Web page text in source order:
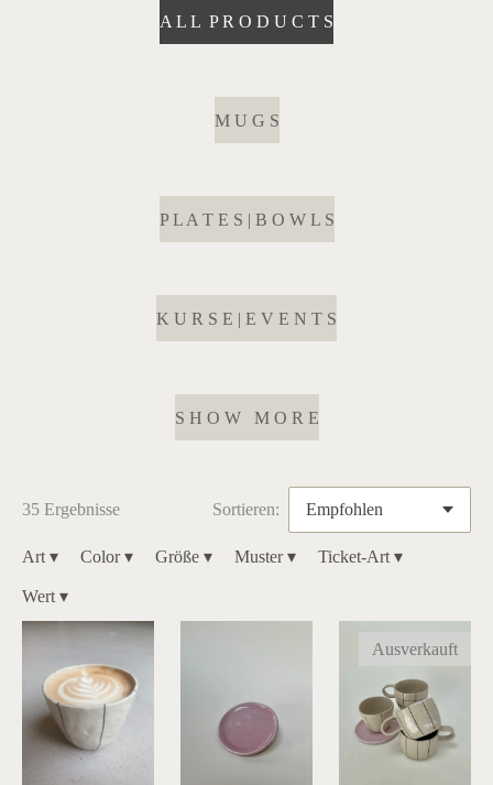
A L L P R O D U C T S
M U G S
P L A T E S | B O W L S
K U R S E | E V E N T S
S H O W M O R E
35 Ergebnisse Sortieren:
Art ▾ Color▾ Größe ▾ Muster▾ Ticket-Art ▾
Wert ▾
Ausverkauft